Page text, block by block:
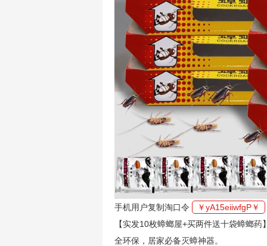
手机用户复制淘口令 ￥yA15eiiwfgP￥
【实发10枚蟑螂屋+买两件送十袋蟑螂
全环保，居家必备灭蟑神器。